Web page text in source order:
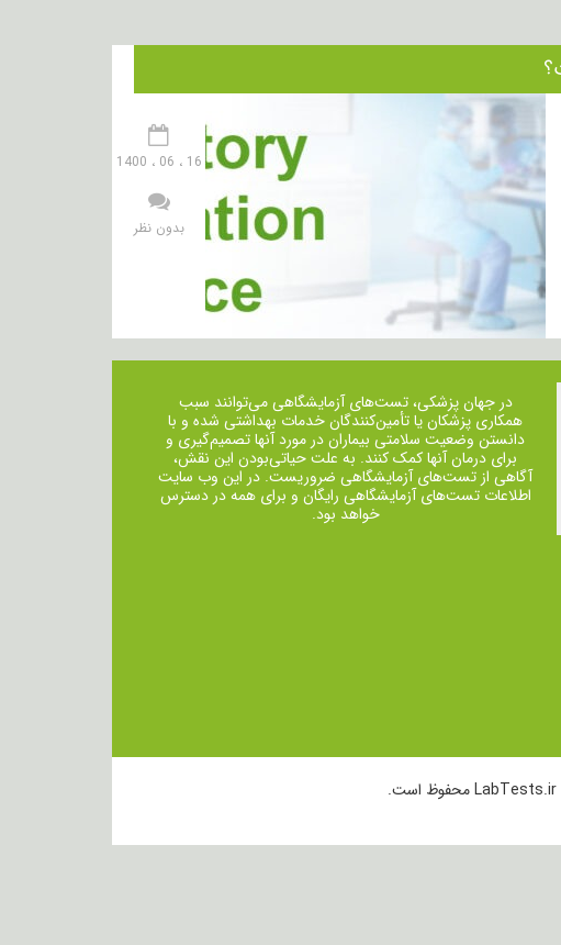
16 ، 06 ، 1400
بدون نظر
در جهان پزشکی، تست‌های آزمایشگاهی می‌توانند سبب
همکاری پزشکان یا تأمین‌کنندگان خدمات بهداشتی شده و با
دانستن وضعیت سلامتی بیماران در مورد آنها تصمیم‌گیری و
برای درمان ‌آنها کمک کنند. به علت حیاتی‌بودن این نقش،
آگاهی از تست‌های آزمایشگاهی ضروریست. در این وب سایت
اطلاعات تست‌های آزمایشگاهی رایگان و برای همه در دسترس
خواهد بود.